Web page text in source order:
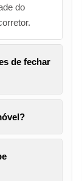
do
de fechar